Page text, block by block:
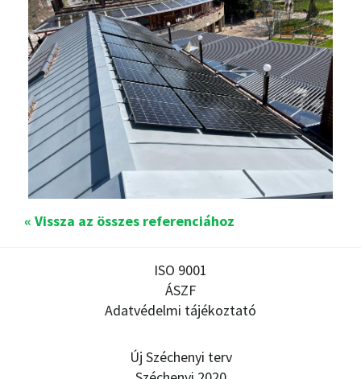
« Vissza az összes referenciához
ISO 9001
ÁSZF
Adatvédelmi tájékoztató
Új Széchenyi terv